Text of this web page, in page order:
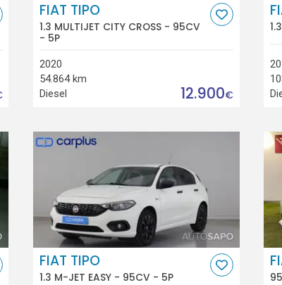
FIAT TIPO
1.3 MULTIJET CITY CROSS - 95CV
- 5P
2020
54.864 km
Diesel
12.900€
FIAT TIPO
1.3 M-JET EASY - 95CV - 5P